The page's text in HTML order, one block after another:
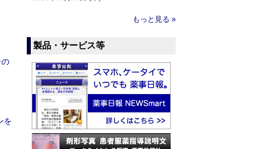
の
を
もっと見る »
製品・サービス等